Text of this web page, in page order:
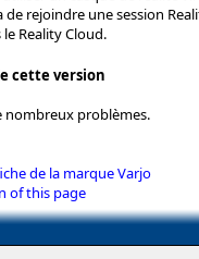
rejoindre une session
Reality Cloud.
cette version
nombreux problèmes.
de la marque Varjo
of this page